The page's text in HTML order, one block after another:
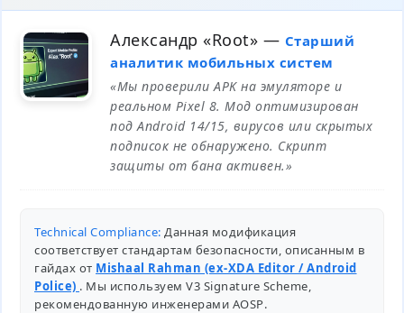
Александр «Root» — Старший
аналитик мобильных систем
«Мы проверили APK на эмуляторе и
реальном Pixel 8. Мод оптимизирован
под Android 14/15, вирусов или скрытых
подписок не обнаружено. Скрипт
защиты от бана активен.»
Technical Compliance: Данная модификация
соответствует стандартам безопасности, описанным в
гайдах от Mishaal Rahman (ex-XDA Editor / Android
Police) . Мы используем V3 Signature Scheme,
рекомендованную инженерами AOSP.